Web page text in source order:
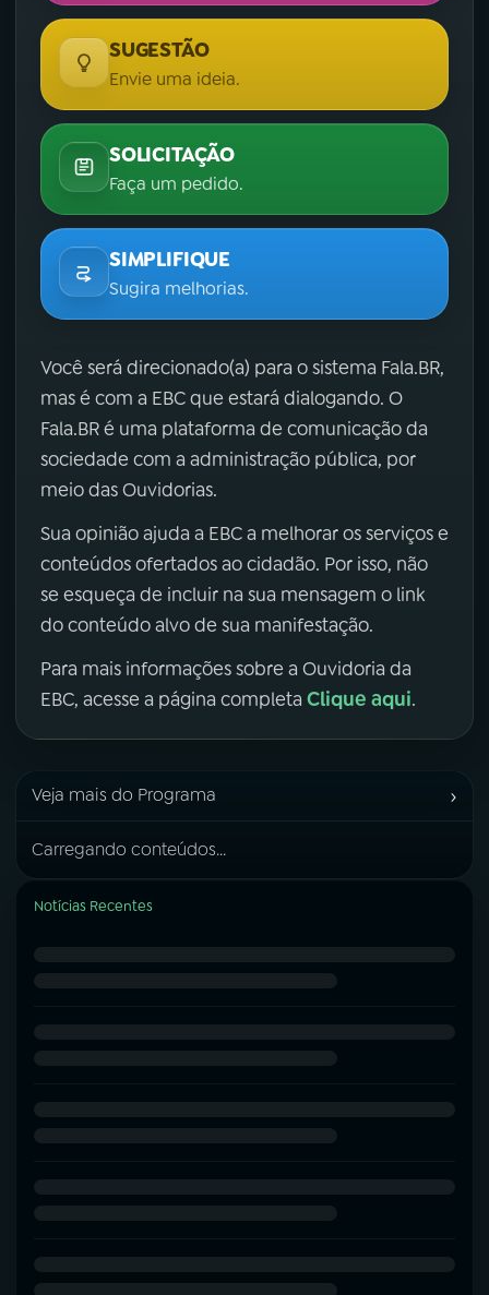
SUGESTÃO
Envie uma ideia.
SOLICITAÇÃO
Faça um pedido.
SIMPLIFIQUE
Sugira melhorias.
Você será direcionado(a) para o sistema Fala.BR,
mas é com a EBC que estará dialogando. O
Fala.BR é uma plataforma de comunicação da
sociedade com a administração pública, por
meio das Ouvidorias.
Sua opinião ajuda a EBC a melhorar os serviços e
conteúdos ofertados ao cidadão. Por isso, não
se esqueça de incluir na sua mensagem o link
do conteúdo alvo de sua manifestação.
Para mais informações sobre a Ouvidoria da
EBC, acesse a página completa Clique aqui.
Veja mais do Programa ›
Carregando conteúdos...
Notícias Recentes